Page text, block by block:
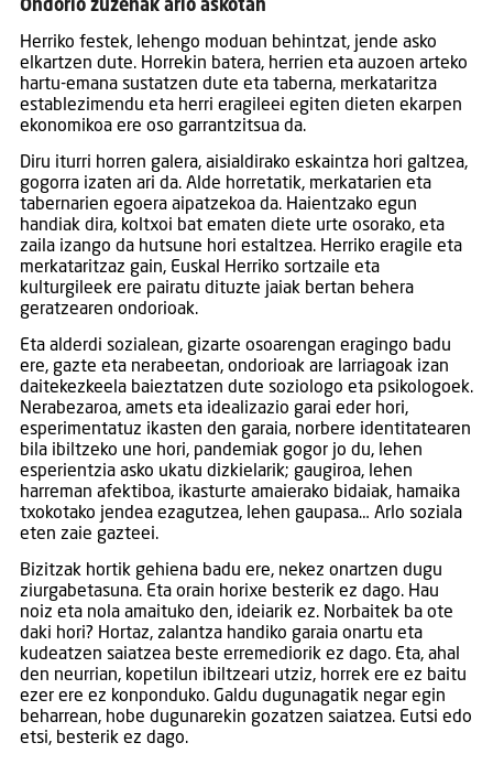
Ondorio zuzenak arlo askotan
Herriko festek, lehengo moduan behintzat, jende asko
elkartzen dute. Horrekin batera, herrien eta auzoen arteko
hartu-emana sustatzen dute eta taberna, merkataritza
establezimendu eta herri eragileei egiten dieten ekarpen
ekonomikoa ere oso garrantzitsua da.
Diru iturri horren galera, aisialdirako eskaintza hori galtzea,
gogorra izaten ari da. Alde horretatik, merkatarien eta
tabernarien egoera aipatzekoa da. Haientzako egun
handiak dira, koltxoi bat ematen diete urte osorako, eta
zaila izango da hutsune hori estaltzea. Herriko eragile eta
merkataritzaz gain, Euskal Herriko sortzaile eta
kulturgileek ere pairatu dituzte jaiak bertan behera
geratzearen ondorioak.
Eta alderdi sozialean, gizarte osoarengan eragingo badu
ere, gazte eta nerabeetan, ondorioak are larriagoak izan
daitekezkeela baieztatzen dute soziologo eta psikologoek.
Nerabezaroa, amets eta idealizazio garai eder hori,
esperimentatuz ikasten den garaia, norbere identitatearen
bila ibiltzeko une hori, pandemiak gogor jo du, lehen
esperientzia asko ukatu dizkielarik; gaugiroa, lehen
harreman afektiboa, ikasturte amaierako bidaiak, hamaika
txokotako jendea ezagutzea, lehen gaupasa… Arlo soziala
eten zaie gazteei.
Bizitzak hortik gehiena badu ere, nekez onartzen dugu
ziurgabetasuna. Eta orain horixe besterik ez dago. Hau
noiz eta nola amaituko den, ideiarik ez. Norbaitek ba ote
daki hori? Hortaz, zalantza handiko garaia onartu eta
kudeatzen saiatzea beste erremediorik ez dago. Eta, ahal
den neurrian, kopetilun ibiltzeari utziz, horrek ere ez baitu
ezer ere ez konponduko. Galdu dugunagatik negar egin
beharrean, hobe dugunarekin gozatzen saiatzea. Eutsi edo
etsi, besterik ez dago.